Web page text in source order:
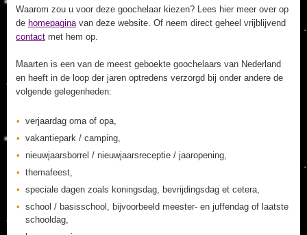
Waarom zou u voor deze goochelaar kiezen? Lees hier meer over op
de homepaginavan deze website. Of neem direct geheel vrijblijvend
contact met hem op.
Maarten is een van de meest geboekte goochelaars van Nederland
en heeft in de loop der jaren optredens verzorgd bij onder andere de
volgende gelegenheden:
verjaardag oma of opa,
vakantiepark / camping,
nieuwjaarsborrel / nieuwjaarsreceptie / jaaropening,
themafeest,
speciale dagen zoals koningsdag, bevrijdingsdag et cetera,
school / basisschool, bijvoorbeeld meester- en juffendag of laatste
schooldag,